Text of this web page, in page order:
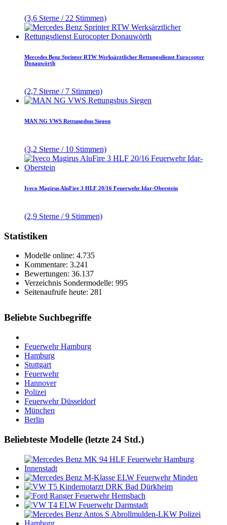
(3,6 Sterne / 22 Stimmen)
Mercedes Benz Sprinter RTW Werksärztlicher Rettungsdienst Eurocopter
Donauwörth
(2,7 Sterne / 7 Stimmen)
MAN NG VWS Rettungsbus Siegen
(3,2 Sterne / 10 Stimmen)
Iveco Magirus AluFire 3 HLF 20/16 Feuerwehr Idar-Oberstein
(2,9 Sterne / 9 Stimmen)
Statistiken
Modelle online: 4.735
Kommentare: 3.241
Bewertungen: 36.137
Verzeichnis Sondermodelle: 995
Seitenaufrufe heute: 281
Beliebte Suchbegriffe
Feuerwehr Hamburg
Hamburg
Stuttgart
Feuerwehr
Hannover
Polizei
Feuerwehr Düsseldorf
München
Berlin
Beliebteste Modelle (letzte 24 Std.)